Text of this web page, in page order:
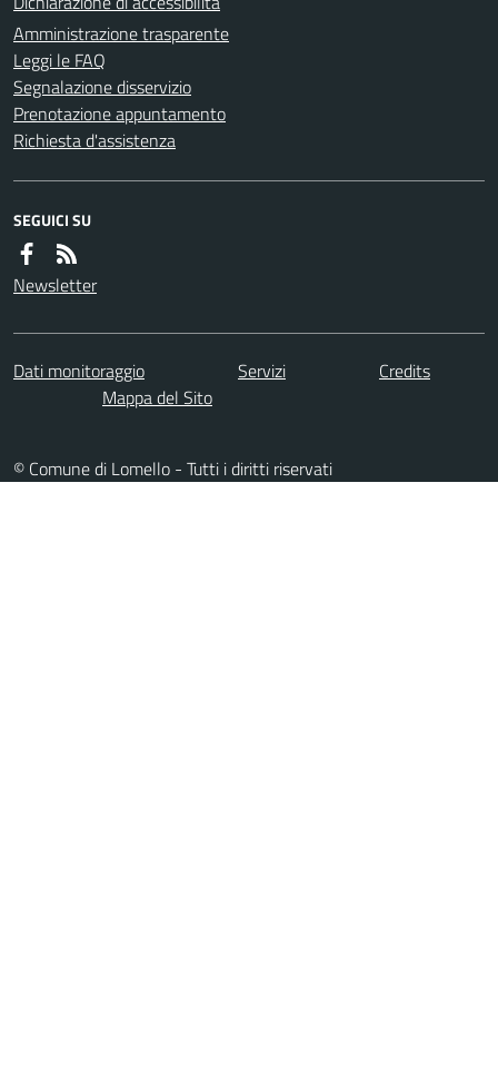
Amministrazione trasparente
Leggi le FAQ
Segnalazione disservizio
Prenotazione appuntamento
Richiesta d'assistenza
SEGUICI SU
Newsletter
Dati monitoraggio Servizi
Credits
Mappa del Sito
© Comune di Lomello - Tutti i diritti riservati